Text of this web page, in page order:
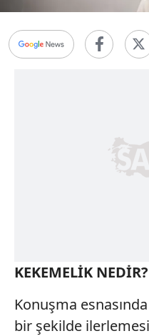
KEKEMELİK NEDİR?
Konuşma
bir şekilde